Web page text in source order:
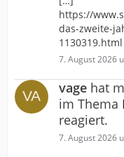
https://
das-zweite-
1130319.html
7. August 2026
vage hat
im Thema
reagiert.
7. August 2026